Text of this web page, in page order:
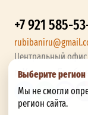
Выберите регион
Мы не смогли
регион сайта.
+7 921 585-
Центральный офис
г. Калуга,